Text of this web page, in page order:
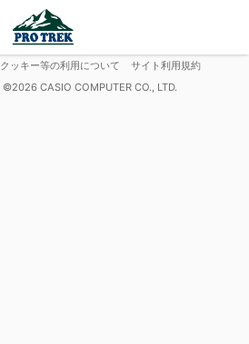
クッキー等の利用について
サイト利用規約
©2026 CASIO COMPUTER CO., LTD.